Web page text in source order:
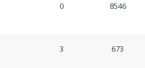
0 8546
3 673